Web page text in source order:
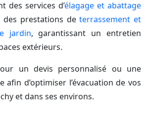
des services d’élagage et abattage
des prestations deterrassement et
jardin, garantissant un entretien
extérieurs.
un devis personnalisé ou une
afin d’optimiser l’évacuation de vos
et dans ses environs.